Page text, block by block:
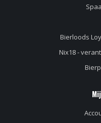
Bierloods
Nix18 -